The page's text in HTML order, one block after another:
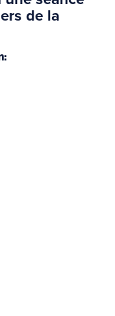
de la